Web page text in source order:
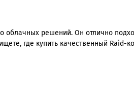
облачных решений. Он отлично
где купить качественный Raid-